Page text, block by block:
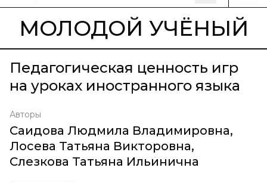
МОЛОДОЙ УЧЁНЫЙ
Педагогическая ценность игр
на уроках иностранного языка
Авторы
Саидова Людмила Владимировна,
Лосева Татьяна Викторовна,
Слезкова Татьяна Ильинична